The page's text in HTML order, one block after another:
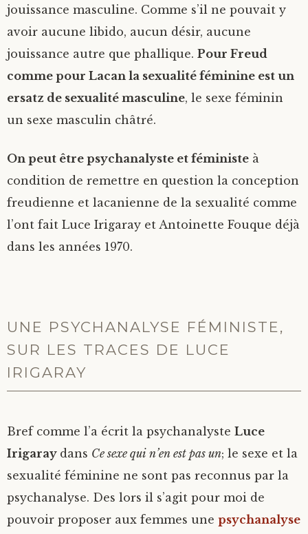
jouissance masculine. Comme s’il ne pouvait y
avoir aucune libido, aucun désir, aucune
jouissance autre que phallique. Pour Freud
comme pour Lacan la sexualité féminine est un
ersatz de sexualité masculine, le sexe féminin
un sexe masculin châtré.
On peut être psychanalyste et féministe à
condition de remettre en question la conception
freudienne et lacanienne de la sexualité comme
l’ont fait Luce Irigaray et Antoinette Fouque déjà
dans les années 1970.
UNE PSYCHANALYSE FÉMINISTE,
SUR LES TRACES DE LUCE
IRIGARAY
Bref comme l’a écrit la psychanalyste Luce
Irigaray dans Ce sexe qui n’en est pas un; le sexe et la
sexualité féminine ne sont pas reconnus par la
psychanalyse. Des lors il s’agit pour moi de
pouvoir proposer aux femmes une psychanalyse